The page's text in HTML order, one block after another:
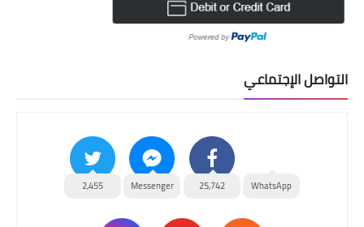
التواصل الإجتماعي
WhatsApp
25,742
Messenger
2,455